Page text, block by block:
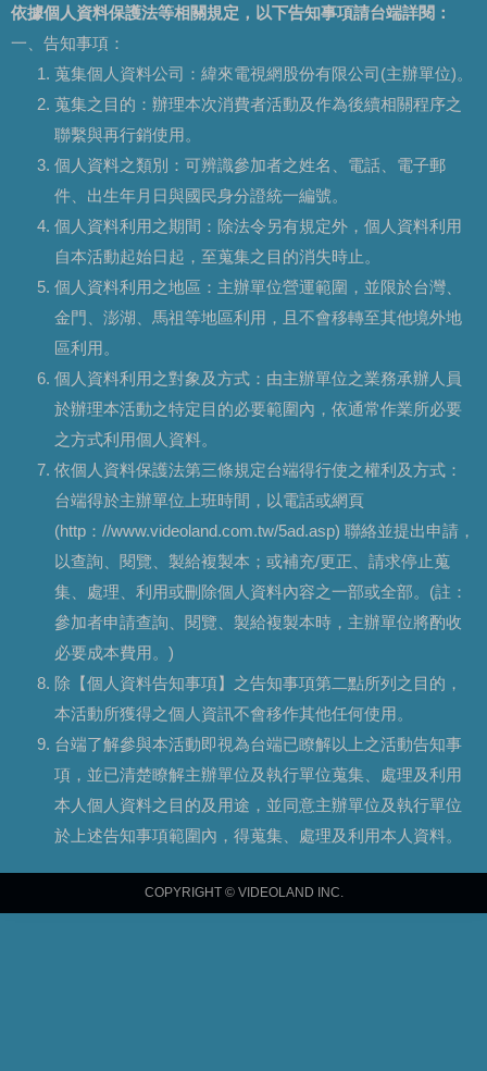
依據個人資料保護法等相關規定，以下告知事項請台端詳閱：
一、告知事項：
蒐集個人資料公司：緯來電視網股份有限公司(主辦單位)。
蒐集之目的：辦理本次消費者活動及作為後續相關程序之
聯繫與再行銷使用。
個人資料之類別：可辨識參加者之姓名、電話、電子郵
件、出生年月日與國民身分證統一編號。
個人資料利用之期間：除法令另有規定外，個人資料利用
自本活動起始日起，至蒐集之目的消失時止。
個人資料利用之地區：主辦單位營運範圍，並限於台灣、
金門、澎湖、馬祖等地區利用，且不會移轉至其他境外地
區利用。
個人資料利用之對象及方式：由主辦單位之業務承辦人員
於辦理本活動之特定目的必要範圍內，依通常作業所必要
之方式利用個人資料。
依個人資料保護法第三條規定台端得行使之權利及方式：
台端得於主辦單位上班時間，以電話或網頁
(http：//www.videoland.com.tw/5ad.asp) 聯絡並提出申請，
以查詢、閱覽、製給複製本；或補充/更正、請求停止蒐
集、處理、利用或刪除個人資料內容之一部或全部。(註：
參加者申請查詢、閱覽、製給複製本時，主辦單位將酌收
必要成本費用。)
除【個人資料告知事項】之告知事項第二點所列之目的，
本活動所獲得之個人資訊不會移作其他任何使用。
台端了解參與本活動即視為台端已瞭解以上之活動告知事
項，並已清楚瞭解主辦單位及執行單位蒐集、處理及利用
本人個人資料之目的及用途，並同意主辦單位及執行單位
於上述告知事項範圍內，得蒐集、處理及利用本人資料。
COPYRIGHT © VIDEOLAND INC.